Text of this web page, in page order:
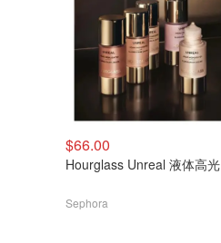
$66.00
Hourglass Unreal 液体高光
Sephora